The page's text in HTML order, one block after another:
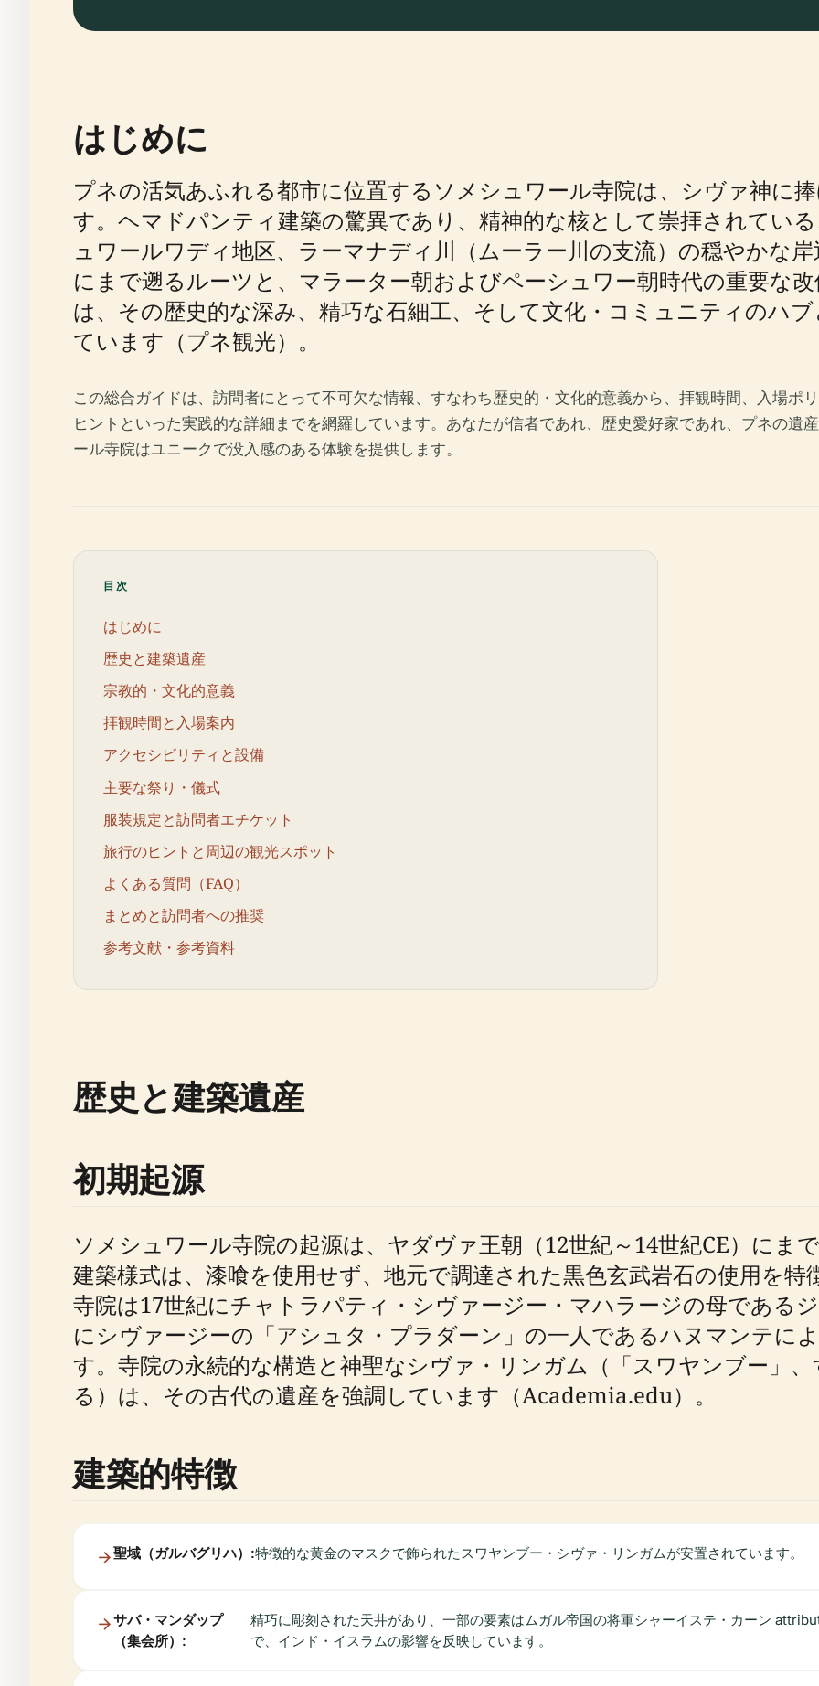
はじめに
プネの活気あふれる都市に位置するソメシュワール寺院は、シヴァ神に
す。ヘマドパンティ建築の驚異であり、精神的な核として崇拝されてい
ュワールワディ地区、ラーマナディ川（ムーラー川の支流）の穏やかな
にまで遡るルーツと、マラーター朝およびペーシュワー朝時代の重要な
は、その歴史的な深み、精巧な石細工、そして文化・コミュニティのハ
ています（プネ観光）。
この総合ガイドは、訪問者にとって不可欠な情報、すなわち歴史的・文化的意義から、拝観時間、入場ポ
ヒントといった実践的な詳細までを網羅しています。あなたが信者であれ、歴史愛好家であれ、プネの遺
ール寺院はユニークで没入感のある体験を提供します。
目次
はじめに
歴史と建築遺産
宗教的・文化的意義
拝観時間と入場案内
アクセシビリティと設備
主要な祭り・儀式
服装規定と訪問者エチケット
旅行のヒントと周辺の観光スポット
よくある質問（FAQ）
まとめと訪問者への推奨
参考文献・参考資料
歴史と建築遺産
初期起源
ソメシュワール寺院の起源は、ヤダヴァ王朝（12世紀～14世紀CE）にま
建築様式は、漆喰を使用せず、地元で調達された黒色玄武岩石の使用を
寺院は17世紀にチャトラパティ・シヴァージー・マハラージの母である
にシヴァージーの「アシュタ・プラダーン」の一人であるハヌマンテに
す。寺院の永続的な構造と神聖なシヴァ・リンガム（「スワヤンブー」
る）は、その古代の遺産を強調しています（Academia.edu）。
建築的特徴
聖域（ガルバグリハ）:特徴的な黄金のマスクで飾られたスワヤンブー・シヴァ・リンガムが安置されています。
サバ・マンダップ
（集会所）:
精巧に彫刻された天井があり、一部の要素はムガル帝国の将軍シャーイステ・カーン
で、インド・イスラムの影響を反映しています。